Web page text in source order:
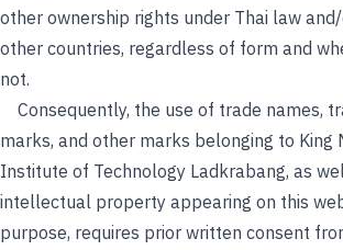
other ownership rights under Thai law
other countries, regardless of form and
not.
Consequently, the use of trade names,
marks, and other marks belonging to King
Institute of Technology Ladkrabang, as
intellectual property appearing on this
purpose, requires prior written consent